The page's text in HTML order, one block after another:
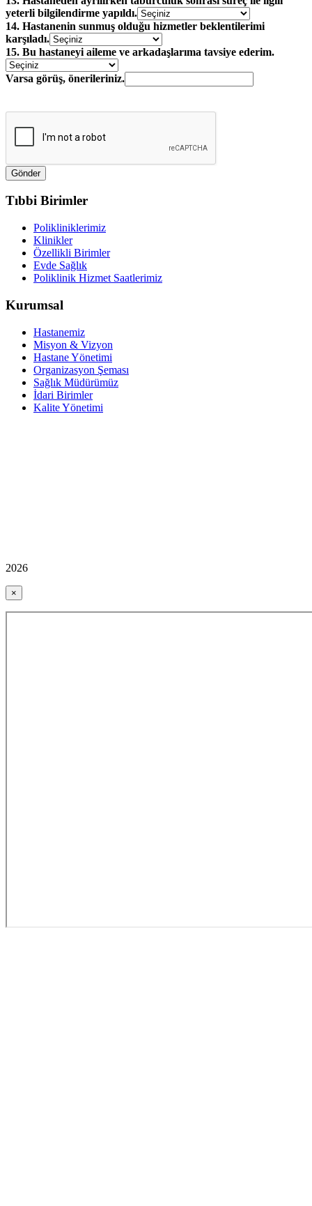
yeterli bilgilendirme yapıldı.
14. Hastanenin sunmuş olduğu hizmetler beklentilerimi
karşıladı.
15. Bu hastaneyi aileme ve arkadaşlarıma tavsiye ederim.
Varsa görüş, önerileriniz.
Tıbbi Birimler
Polikliniklerimiz
Klinikler
Özellikli Birimler
Evde Sağlık
Poliklinik Hizmet Saatlerimiz
Kurumsal
Hastanemiz
Misyon & Vizyon
Hastane Yönetimi
Organizasyon Şeması
Sağlık Müdürümüz
İdari Birimler
Kalite Yönetimi
2026
×